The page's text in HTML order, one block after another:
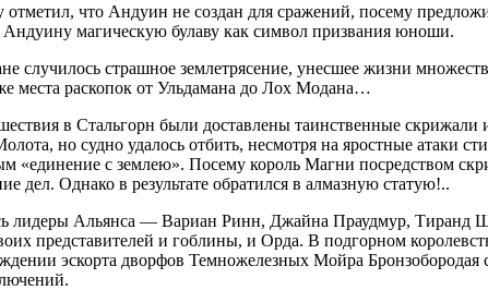
что Андуин не создан для сражений, посему
магическую булаву как символ призвания юноши.
случилось страшное землетрясение, унесшее жизни
места раскопок от Ульдамана до Лох Модана…
в Стальгорн были доставлены таинственные
но судно удалось отбить, несмотря на яростные атаки
«единение с землею». Посему король Магни посредством
дел. Однако в результате обратился в алмазную статую!..
лидеры Альянса — Вариан Ринн, Джайна Праудмур, Тиранд
представителей и гоблины, и Орда. В подгорном
эскорта дворфов Темножелезных Мойра